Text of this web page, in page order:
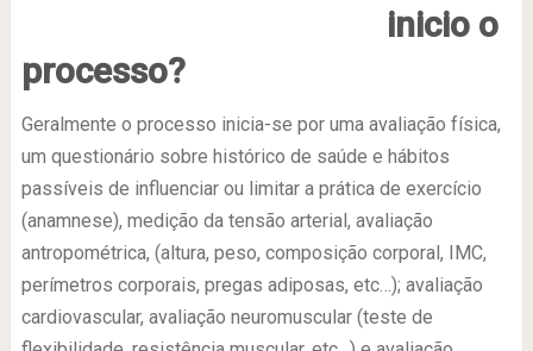
inicio o
processo?
Geralmente o processo inicia-se por uma avaliação física,
um questionário sobre histórico de saúde e hábitos
passíveis de influenciar ou limitar a prática de exercício
(anamnese), medição da tensão arterial, avaliação
antropométrica, (altura, peso, composição corporal, IMC,
perímetros corporais, pregas adiposas, etc…); avaliação
cardiovascular, avaliação neuromuscular (teste de